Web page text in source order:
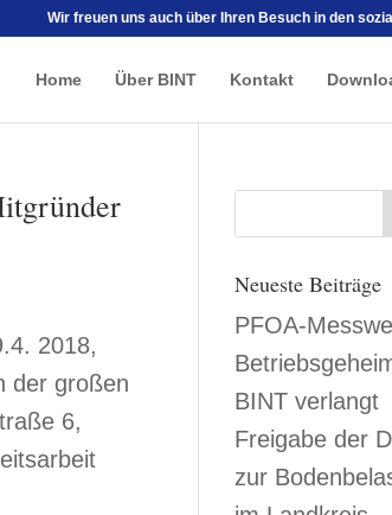
Wir freuen uns auch über Ihren Besuch in den
Home Über BINT Kontakt
2018,
der großen
6,
Neueste Beiträge
PFOA-
BINT verlangt
Freigabe der
zur